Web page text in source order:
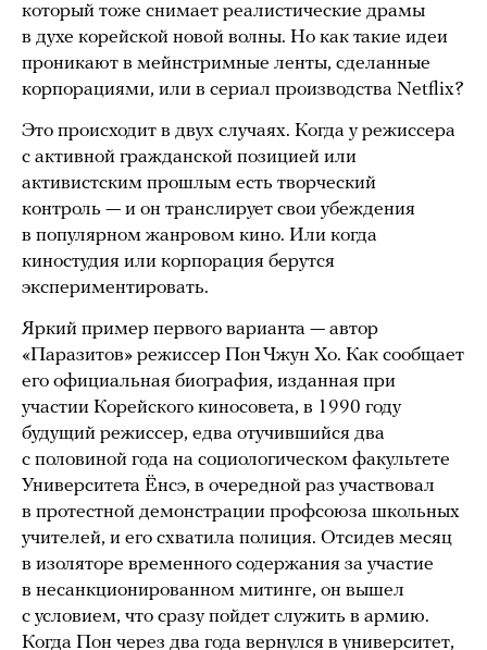
который тоже снимает реалистические драмы
в духе корейской новой волны. Но как такие идеи
проникают в мейнстримные ленты, сделанные
корпорациями, или в сериал производства Netflix?
Это происходит в двух случаях. Когда у режиссера
с активной гражданской позицией или
активистским прошлым есть творческий
контроль — и он транслирует свои убеждения
в популярном жанровом кино. Или когда
киностудия или корпорация берутся
экспериментировать.
Яркий пример первого варианта — автор
«Паразитов» режиссер Пон Чжун Хо. Как сообщает
его официальная биография, изданная при
участии Корейского киносовета, в 1990 году
будущий режиссер, едва отучившийся два
с половиной года на социологическом факультете
Университета Ёнсэ, в очередной раз участвовал
в протестной демонстрации профсоюза школьных
учителей, и его схватила полиция. Отсидев месяц
в изоляторе временного содержания за участие
в несанкционированном митинге, он вышел
с условием, что сразу пойдет служить в армию.
Когда Пон через два года вернулся в университет,